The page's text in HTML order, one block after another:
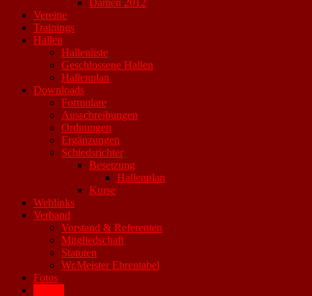
Damen 2012
Vereine
Trainings
Hallen
Hallenliste
Geschlossene Hallen
Hallenplan
Downloads
Formulare
Ausschreibungen
Ordnungen
Ergänzungen
Schiedsrichter
Besetzung
Hallenplan
Kurse
Weblinks
Verband
Vorstand & Referenten
Mitgliedschaft
Statuten
Wr.Meister Ehrentabel
Fotos